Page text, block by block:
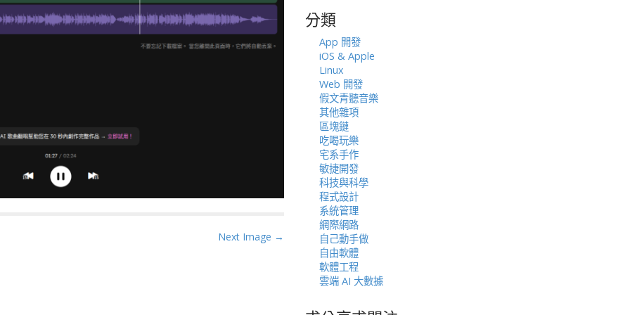
Next Image →
字:
分類
App 開發
iOS & Apple
Linux
Web 開發
假文青聽音樂
其他雜項
區塊鏈
吃喝玩樂
宅系手作
敏捷開發
科技與科學
程式設計
系統管理
網際網路
自己動手做
自由軟體
軟體工程
雲端 AI 大數據